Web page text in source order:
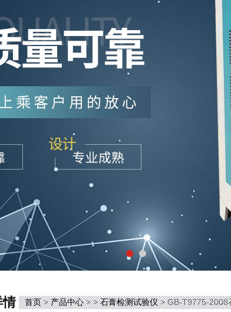
情 首页>产品中心> >石膏检测试验仪> GB-T9775-2008